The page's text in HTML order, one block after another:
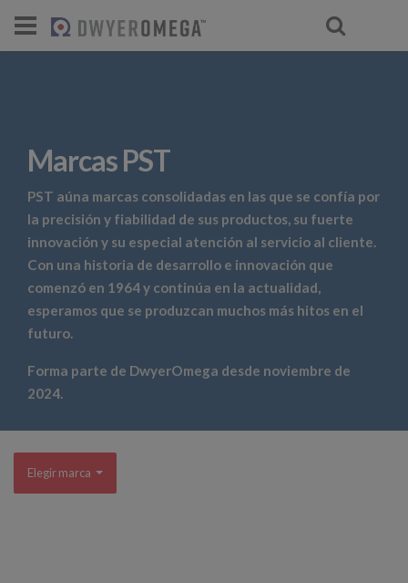
Marcas PST
PST aúna marcas consolidadas en las que se confía por
la precisión y fiabilidad de sus productos, su fuerte
innovación y su especial atención al servicio al cliente.
Con una historia de desarrollo e innovación que
comenzó en 1964 y continúa en la actualidad,
esperamos que se produzcan muchos más hitos en el
futuro.
Forma parte de DwyerOmega desde noviembre de
2024.
Elegir marca